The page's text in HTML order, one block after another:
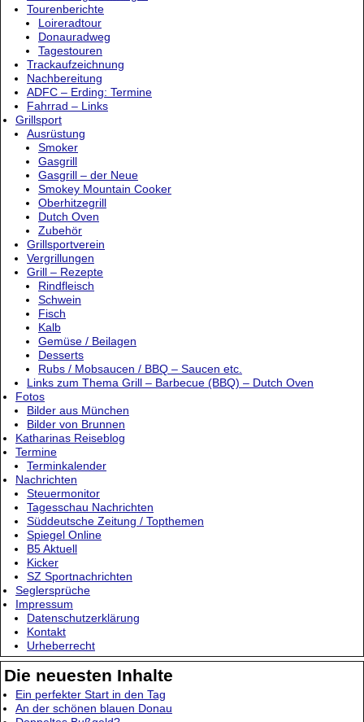
Tourenberichte
Loireradtour
Donauradweg
Tagestouren
Trackaufzeichnung
Nachbereitung
ADFC – Erding: Termine
Fahrrad – Links
Grillsport
Ausrüstung
Smoker
Gasgrill
Gasgrill – der Neue
Smokey Mountain Cooker
Oberhitzegrill
Dutch Oven
Zubehör
Grillsportverein
Vergrillungen
Grill – Rezepte
Rindfleisch
Schwein
Fisch
Kalb
Gemüse / Beilagen
Desserts
Rubs / Mobsaucen / BBQ – Saucen etc.
Links zum Thema Grill – Barbecue (BBQ) – Dutch Oven
Fotos
Bilder aus München
Bilder von Brunnen
Katharinas Reiseblog
Termine
Terminkalender
Nachrichten
Steuermonitor
Tagesschau Nachrichten
Süddeutsche Zeitung / Topthemen
Spiegel Online
B5 Aktuell
Kicker
SZ Sportnachrichten
Seglersprüche
Impressum
Datenschutzerklärung
Kontakt
Urheberrecht
Die neuesten Inhalte
Ein perfekter Start in den Tag
An der schönen blauen Donau